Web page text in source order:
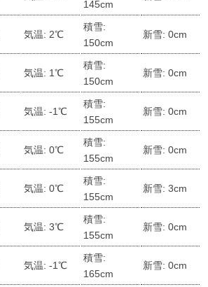
145cm
気温: 2℃
積雪:
150cm
新雪: 0cm
気温: 1℃
積雪:
150cm
新雪: 0cm
気温: -1℃
積雪:
155cm
新雪: 0cm
気温: 0℃
積雪:
155cm
新雪: 0cm
気温: 0℃
積雪:
155cm
新雪: 3cm
気温: 3℃
積雪:
155cm
新雪: 0cm
気温: -1℃
積雪:
165cm
新雪: 0cm